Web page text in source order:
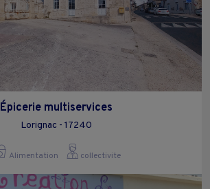
Épicerie multiservices
Lorignac - 17240
Alimentation collectivite